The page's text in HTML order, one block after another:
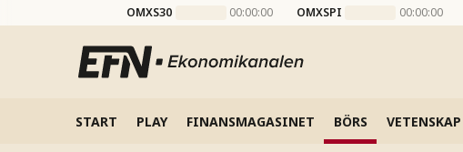
OMXS30 00:00:00 OMXSPI 00:00:00
START PLAY FINANSMAGASINET BÖRS VETENSKAP